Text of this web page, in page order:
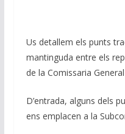
n o
k
Us detallem els punts
mantinguda entre els
de la Comissaria
D’entrada, alguns dels
ens emplacen a la